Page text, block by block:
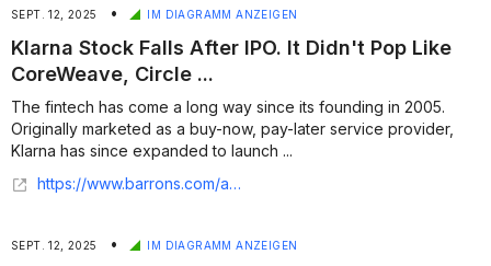
SEPT. 12, 2025 • IM DIAGRAMM ANZEIGEN
Klarna Stock Falls After IPO. It Didn't Pop Like
CoreWeave, Circle ...
The fintech has come a long way since its founding in 2005.
Originally marketed as a buy-now, pay-later service provider,
Klarna has since expanded to launch ...
https://www.barrons.com/articles/klarna-stock-price-ipo-coreweave-db04c1c4
SEPT. 12, 2025 • IM DIAGRAMM ANZEIGEN